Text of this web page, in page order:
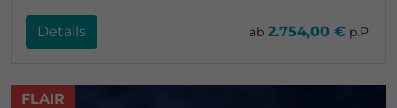
Details ab 2.754,00 € p.P.
FLAIR